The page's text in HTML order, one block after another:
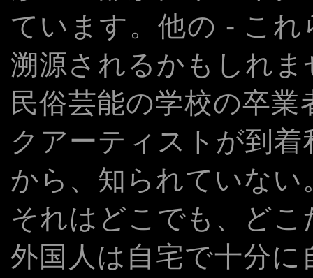
ています。他の - こ
溯源されるかもしれ
民俗芸能の学校の卒
クアーティストが到
から、知られていな
それはどこでも、ど
外国人は自宅で十分